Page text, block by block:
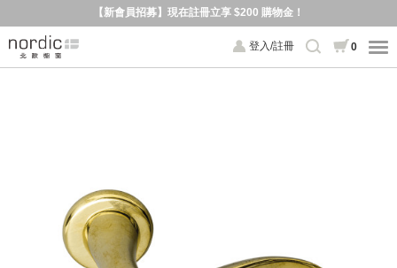
【新會員招募】現在註冊立享 $200 購物金！
登入/註冊 0